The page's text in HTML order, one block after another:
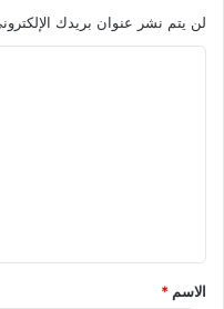
لن يتم نشر عنوان بريدك
ق
*
الاسم *